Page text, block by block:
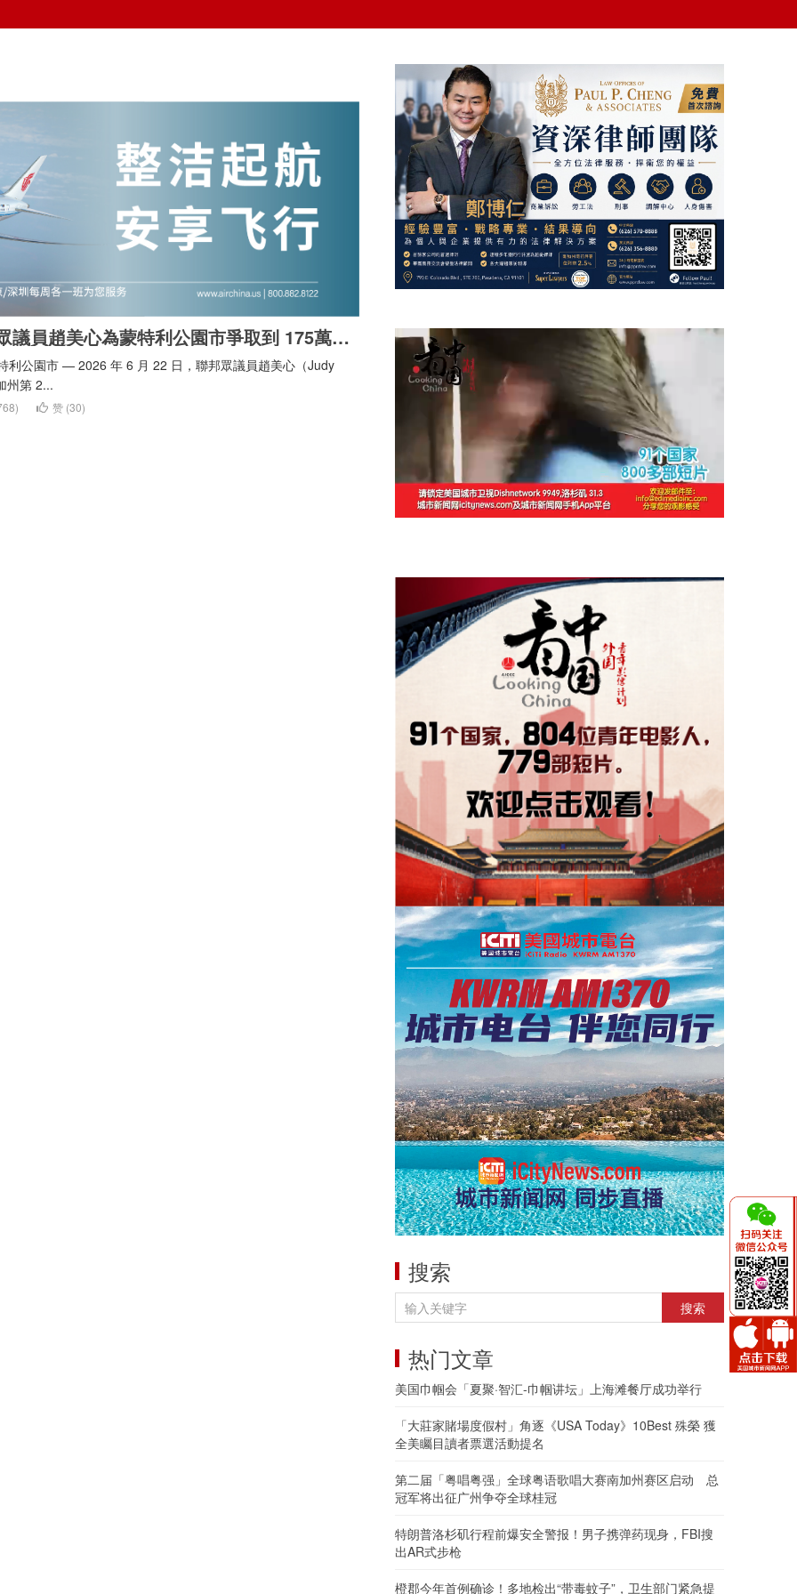
聯邦眾議員趙美心為蒙特利公園市爭取到 175萬元，用於翻新 61 號消防站及重建 63 號消防站
利公園市 — 2026 年 6 月 22 日，聯邦眾議員趙美心（Judy
州第 2...
赞 (30)
搜索
热门文章
美国巾帼会「夏聚·智汇-巾帼讲坛」上海滩餐厅成功举行
「大莊家賭場度假村」角逐《USA Today》10Best 殊榮 獲
全美矚目讀者票選活動提名
第二届「粤唱粤强」全球粤语歌唱大赛南加州赛区启动 总
冠军将出征广州争夺全球桂冠
特朗普洛杉矶行程前爆安全警报！男子携弹药现身，FBI搜
出AR式步枪
橙郡今年首例确诊！多地检出“带毒蚊子”，卫生部门紧急提